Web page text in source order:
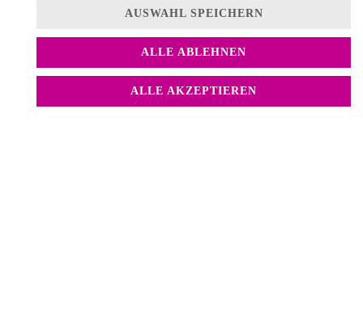
26,90 € *
* Die Preise können nach Auswahl des Stores variieren.
AUSWAHL SPEICHERN
ALLE ABLEHNEN
ALLE AKZEPTIEREN